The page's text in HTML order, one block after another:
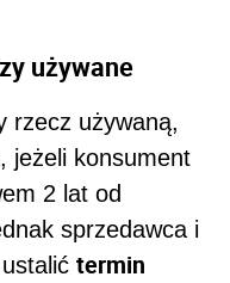
używane
rzecz używaną,
jeżeli konsument
2 lat od
sprzedawca i
termin